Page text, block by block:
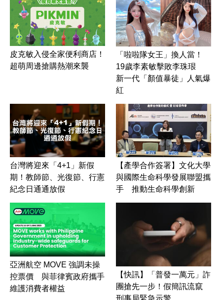
皮克敏入侵全家便利商店！
超萌周邊搶購熱潮來襲
「啦啦隊女王」換人當！
19歲李素敏擊敗李珠珢
新一代「顏值暴徒」人氣爆
紅
台灣將迎來「4+1」新假
期！教師節、光復節、行憲
紀念日通通放假
【產學合作簽署】文化大學
與國際生命科學發展聯盟攜
手 推動生命科學創新
亞洲航空 MOVE 強調未操
控票價 與菲律賓政府攜手
維護消費者權益
【快訊】「普發一萬元」詐
團搶先一步！假簡訊流竄
刑事局緊急示警